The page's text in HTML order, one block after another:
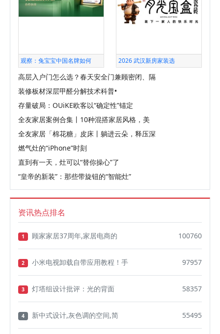
观察：兔宝宝中国名牌如何 2026 武汉新房家装选
高层入户门怎么选？春天安全门兼顾密闭、隔
装修板材深层甲醛分解技术科普•
存量破局：OUiKE欧客以“确定性”锚定
全友家居案例合集丨10种混搭家居风格，美
全友家居「棉花糖」皮床丨躺进云朵，释压深
燃气灶的“iPhone”时刻
直到有一天，灶可以“替你操心”了
“皇帝的新装”：那些带旋钮的“智能灶”
资讯热点排名
1 顾家家居37周年,家居电商的 100760
2 小米电视卸载自带应用教程！手 97957
3 灯塔组设计批评：光的背面 58357
4 新中式设计,灰色调的空间,简 55495